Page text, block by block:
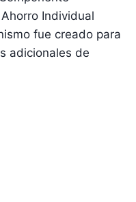
Individual
fue creado para
adicionales de